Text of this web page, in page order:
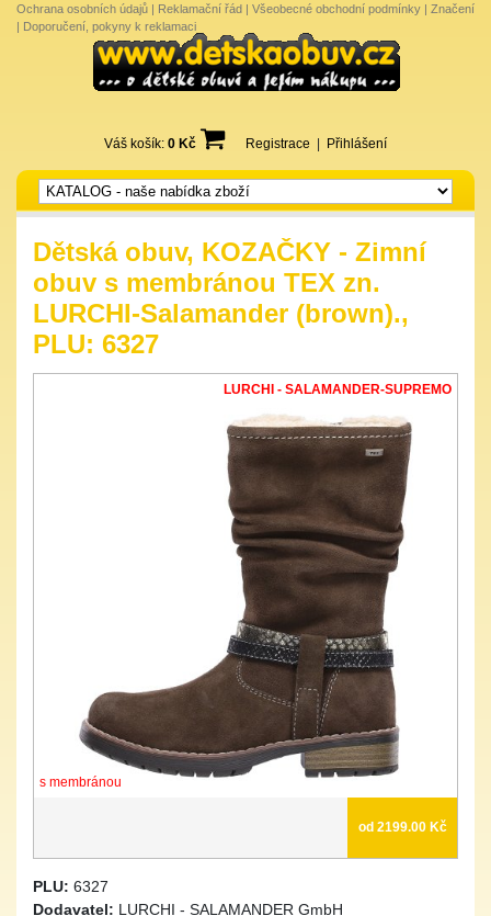
Ochrana osobních údajů | Reklamační řád | Všeobecné obchodní podmínky | Značení
| Doporučení, pokyny k reklamaci
Váš košík: 0 Kč Registrace Přihlášení
Dětská obuv, KOZAČKY - Zimní
obuv s membránou TEX zn.
LURCHI-Salamander (brown).,
PLU: 6327
LURCHI - SALAMANDER-SUPREMO
s membránou
od 2199.00 Kč
PLU: 6327
Dodavatel: LURCHI - SALAMANDER GmbH